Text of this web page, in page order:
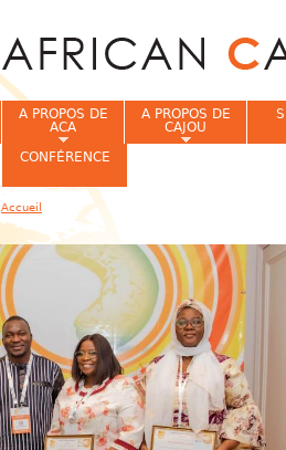
A PROPOS DE
ACA
A PROPOS DE
CAJOU
CONFÉRENCE
Vous êtes ici
Accueil